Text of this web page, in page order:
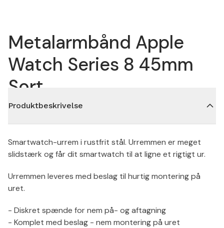
Metalarmbånd Apple
Watch Series 8 45mm
Sort
Produktbeskrivelse
Smartwatch-urrem i rustfrit stål. Urremmen er meget
slidstærk og får dit smartwatch til at ligne et rigtigt ur.
Urremmen leveres med beslag til hurtig montering på
uret.
- Diskret spænde for nem på- og aftagning
- Komplet med beslag - nem montering på uret